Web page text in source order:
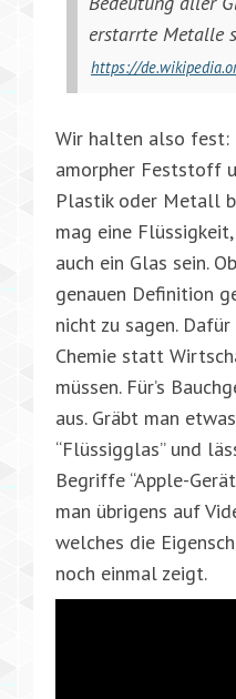
erstarrte Metalle
https://
Wir halten also fest:
amorpher Feststoff
Plastik oder Metall
mag eine
auch ein Glas sein.
genauen Definition
nicht zu sagen.
Chemie statt
müssen. Für’s
aus. Gräbt man
“Flüssigglas” und
Begriffe “Apple-
man übrigens auf
welches die
noch einmal zeigt.